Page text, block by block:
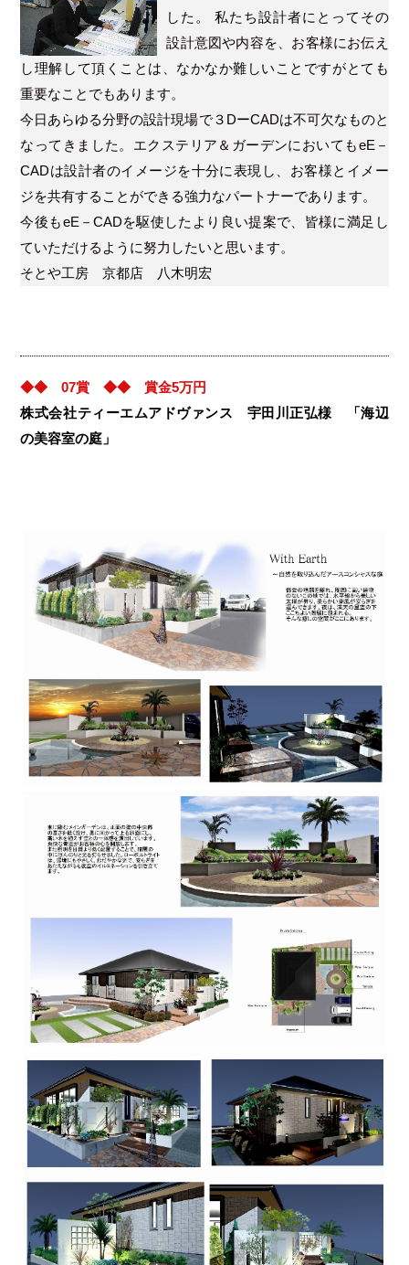
した。 私たち設計者にとってその
設計意図や内容を、お客様にお伝え
し理解して頂くことは、なかなか難しいことですがとても
重要なことでもあります。
今日あらゆる分野の設計現場で３DーCADは不可欠なものと
なってきました。エクステリア＆ガーデンにおいてもeE－
CADは設計者のイメージを十分に表現し、お客様とイメー
ジを共有することができる強力なパートナーであります。
今後もeE－CADを駆使したより良い提案で、皆様に満足し
ていただけるように努力したいと思います。
そとや工房 京都店 八木明宏
◆◆ 07賞 ◆◆ 賞金5万円
株式会社ティーエムアドヴァンス 宇田川正弘様 「海辺
の美容室の庭」